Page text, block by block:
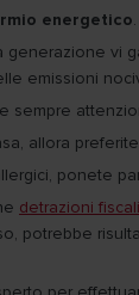
energetico.
generazione vi
emissioni
sempre
allora
ponete
detrazioni fiscali
potrebbe